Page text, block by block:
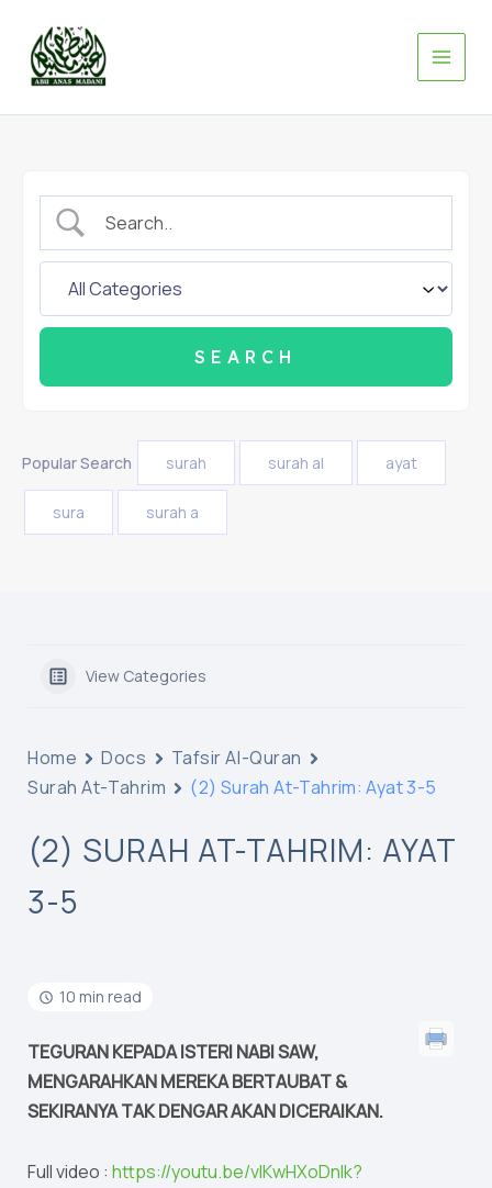
content
Popular Search surah surah al ayat
sura surah a
View Categories
Home Docs
Tafsir Al-Quran
Surah At-Tahrim
(2) Surah At-Tahrim: Ayat 3-5
(2) SURAH AT-TAHRIM: AYAT
3-5
10 min read
TEGURAN KEPADA ISTERI NABI SAW,
MENGARAHKAN MEREKA BERTAUBAT &
SEKIRANYA TAK DENGAR AKAN DICERAIKAN.
Full video : https://youtu.be/vlKwHXoDnlk?